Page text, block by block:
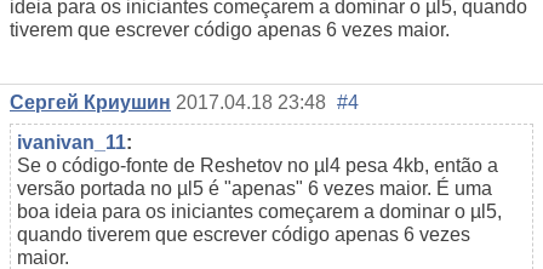
ideia para os iniciantes começarem a dominar o µl5, quando
tiverem que escrever código apenas 6 vezes maior.
Сергей Криушин 2017.04.18 23:48 #4
ivanivan_11:
Se o código-fonte de Reshetov no µl4 pesa 4kb, então a
versão portada no µl5 é "apenas" 6 vezes maior. É uma
boa ideia para os iniciantes começarem a dominar o µl5,
quando tiverem que escrever código apenas 6 vezes
maior.